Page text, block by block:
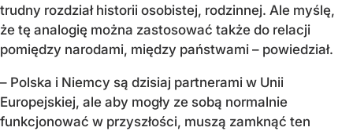
trudny rozdział historii osobistej, rodzinnej. Ale myślę,
że tę analogię można zastosować także do relacji
pomiędzy narodami, między państwami – powiedział.
– Polska i Niemcy są dzisiaj partnerami w Unii
Europejskiej, ale aby mogły ze sobą normalnie
funkcjonować w przyszłości, muszą zamknąć ten